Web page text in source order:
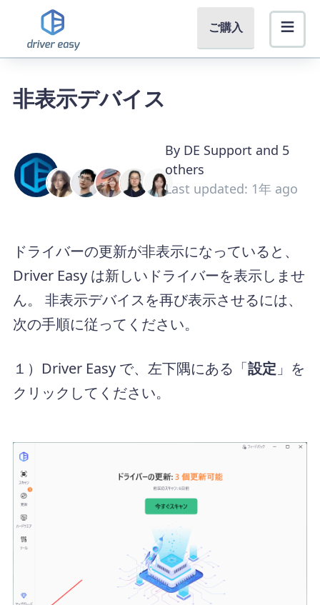
ご購入
非表示デバイス
By DE Support and 5
others
Last updated: 1年 ago
ドライバーの更新が非表示になっていると、
Driver Easy は新しいドライバーを表示しませ
ん。 非表示デバイスを再び表示させるには、
次の手順に従ってください。
１）Driver Easy で、左下隅にある「設定 」を
クリックしてください。